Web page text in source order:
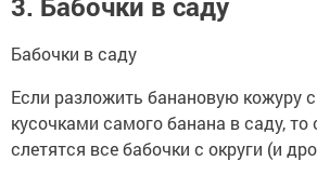
Бабочки в саду
Если разложить банановую кожуру
кусочками самого банана в саду,
слетятся все бабочки с округи (и